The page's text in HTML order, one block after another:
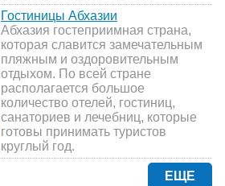
Гостиницы Абхазии
Абхазия гостеприимная страна,
которая славится замечательным
пляжным и оздоровительным
отдыхом. По всей стране
располагается большое
количество отелей, гостиниц,
санаториев и лечебниц, которые
готовы принимать туристов
круглый год.
ЕЩЕ